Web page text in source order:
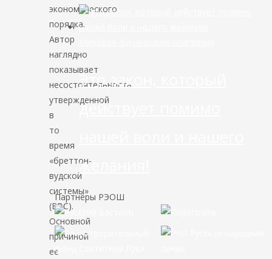
экономического
порядка.
Автор
наглядно
показывает
несостоятельность
утвержденной
в
то
время
«бреттон-
вудской
системы»
(БВС).
Основной
причиной
ее
Это закон, который
действует помимо
желания!
Партнёры РЭОШ